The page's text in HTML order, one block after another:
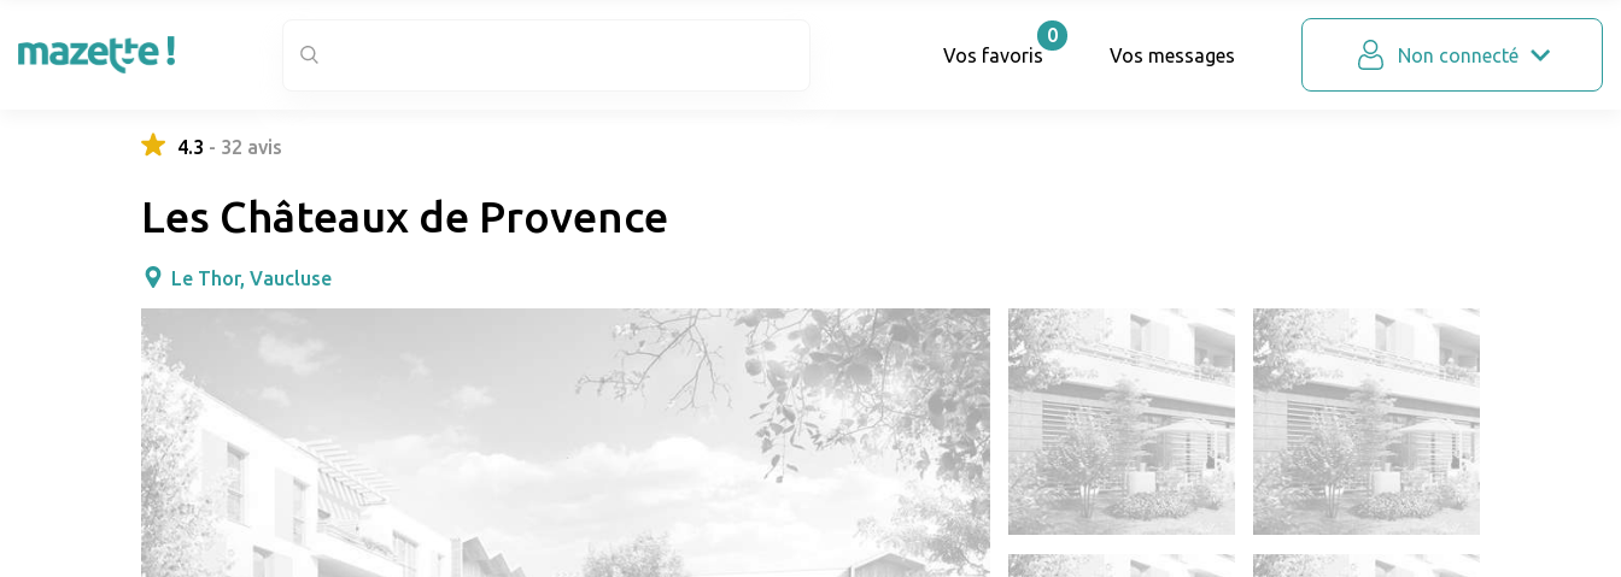
Vos favoris
0
Vos messages
Non connecté
4.3 - 32 avis
Les Châteaux de Provence
Le Thor, Vaucluse